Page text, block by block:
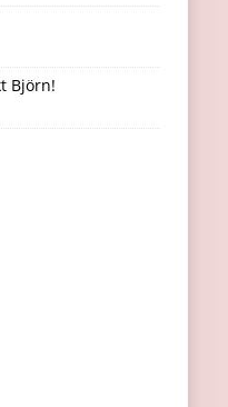
Björn!